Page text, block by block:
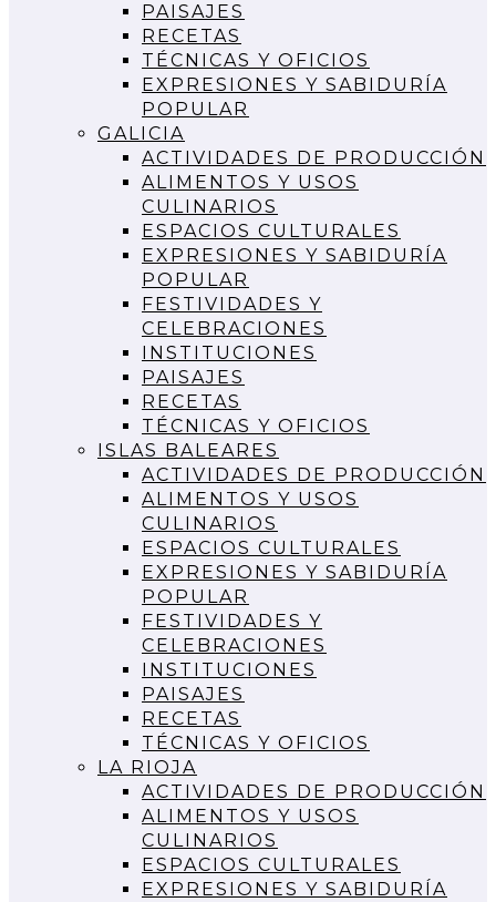
PAISAJES
RECETAS
TÉCNICAS Y OFICIOS
EXPRESIONES Y SABIDURÍA
POPULAR
GALICIA
ACTIVIDADES DE PRODUCCIÓN
ALIMENTOS Y USOS
CULINARIOS
ESPACIOS CULTURALES
EXPRESIONES Y SABIDURÍA
POPULAR
FESTIVIDADES Y
CELEBRACIONES
INSTITUCIONES
PAISAJES
RECETAS
TÉCNICAS Y OFICIOS
ISLAS BALEARES
ACTIVIDADES DE PRODUCCIÓN
ALIMENTOS Y USOS
CULINARIOS
ESPACIOS CULTURALES
EXPRESIONES Y SABIDURÍA
POPULAR
FESTIVIDADES Y
CELEBRACIONES
INSTITUCIONES
PAISAJES
RECETAS
TÉCNICAS Y OFICIOS
LA RIOJA
ACTIVIDADES DE PRODUCCIÓN
ALIMENTOS Y USOS
CULINARIOS
ESPACIOS CULTURALES
EXPRESIONES Y SABIDURÍA